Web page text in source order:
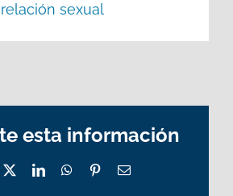
relación sexual
esta información
LinkedInWhatsApp
PinterestEmail